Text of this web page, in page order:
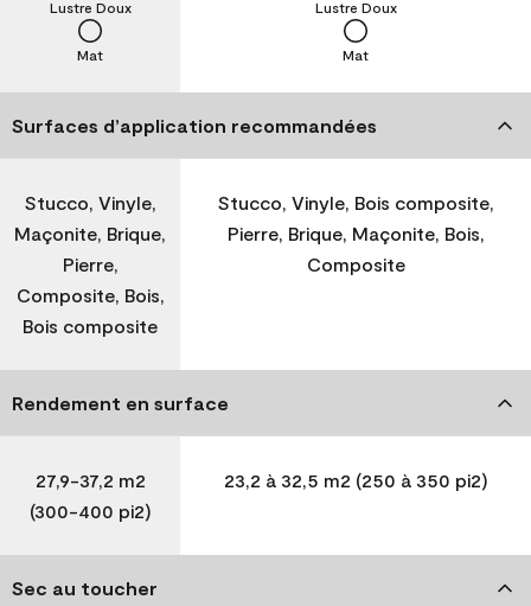
Mat
Lustre Doux
Mat
Lustre Doux
Surfaces d’application recommandées
Stucco, Vinyle,
Maçonite, Brique,
Pierre,
Composite, Bois,
Bois composite
Stucco, Vinyle, Bois composite,
Pierre, Brique, Maçonite, Bois,
Composite
Rendement en surface
27,9-37,2 m2
(300-400 pi2)
23,2 à 32,5 m2 (250 à 350 pi2)
Sec au toucher